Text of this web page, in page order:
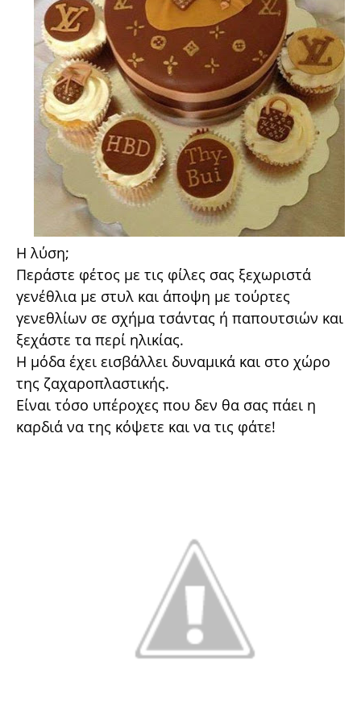
Η λύση;
Περάστε φέτος με τις φίλες σας ξεχωριστά
γενέθλια με στυλ και άποψη με τούρτες
γενεθλίων σε σχήμα τσάντας ή παπουτσιών και
ξεχάστε τα περί ηλικίας.
Η μόδα έχει εισβάλλει δυναμικά και στο χώρο
της ζαχαροπλαστικής.
Είναι τόσο υπέροχες που δεν θα σας πάει η
καρδιά να της κόψετε και να τις φάτε!